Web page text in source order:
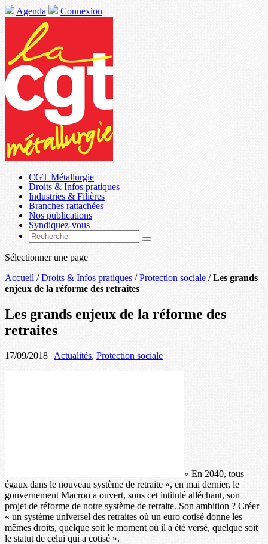
Agenda Connexion
CGT Métallurgie
Droits & Infos pratiques
Industries & Filières
Branches rattachées
Nos publications
Syndiquez-vous
Sélectionner une page
Accueil /Droits & Infos pratiques /Protection sociale /Les grands
enjeux de la réforme des retraites
Les grands enjeux de la réforme des
retraites
17/09/2018 | Actualités, Protection sociale
« En 2040, tous
égaux dans le nouveau système de retraite », en mai dernier, le
gouvernement Macron a ouvert, sous cet intitulé alléchant, son
projet de réforme de notre système de retraite. Son ambition ? Créer
« un système universel des retraites où un euro cotisé donne les
mêmes droits, quelque soit le moment où il a été versé, quelque soit
le statut de celui qui a cotisé ».